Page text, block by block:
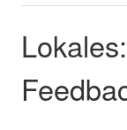
Lokales: